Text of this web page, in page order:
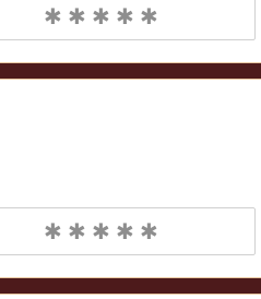
✱ ✱ ✱ ✱ ✱
✱ ✱ ✱ ✱ ✱